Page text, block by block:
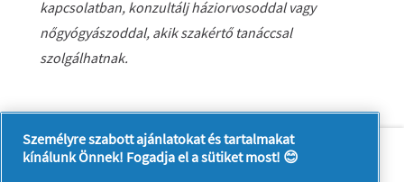
kapcsolatban, konzultálj háziorvosoddal vagy
nőgyógyászoddal, akik szakértő tanáccsal
szolgálhatnak.
Rólunk
Kapcsolatfelvétel
A pg.com felkeresése
Személyre szabott ajánlatokat és tartalmakat
kínálunk Önnek! Fogadja el a sütiket most! 😊